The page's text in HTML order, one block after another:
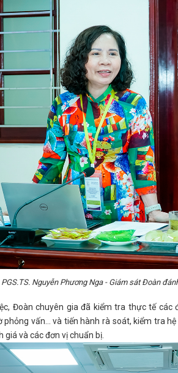
PGS.TS. Nguyễn Phương Nga - Giám sát Đoàn
Đoàn chuyên gia đã kiểm tra thực tế
phỏng vấn… và tiến hành rà soát, kiểm tra
và các đơn vị chuẩn bị.